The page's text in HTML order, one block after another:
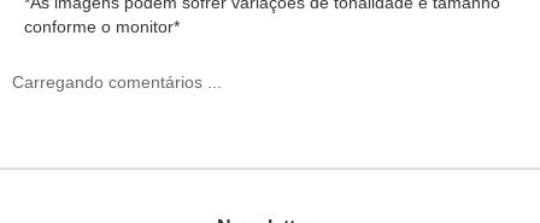
conforme o monitor*
Carregando comentários ...